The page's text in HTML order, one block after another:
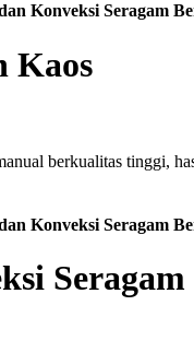
Konveksi Seragam
Kaos
berkualitas tinggi,
Konveksi Seragam
Seragam